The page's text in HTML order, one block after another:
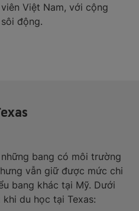
Việt Nam, với cộng
động.
bang có môi trường
vẫn giữ được mức chi
bang khác tại Mỹ. Dưới
du học tại Texas: